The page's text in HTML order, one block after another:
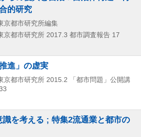
的研究
京都市研究所編集
京都市研究所 2017.3 都市調査報告 17
進」の虚実
京都市研究所 2015.2
「都市問題」公開講
を考える ; 特集2流通業と都市の